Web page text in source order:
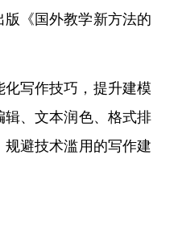
《国外教学新方法的
写作技巧，提升建模
、文本润色、格式排
避技术滥用的写作建